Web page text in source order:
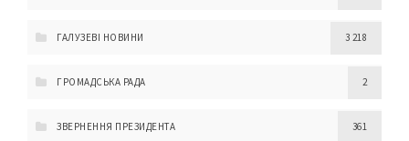
ГАЛУЗЕВІ НОВИНИ 3 218
ГРОМАДСЬКА РАДА 2
ЗВЕРНЕННЯ ПРЕЗИДЕНТА 361